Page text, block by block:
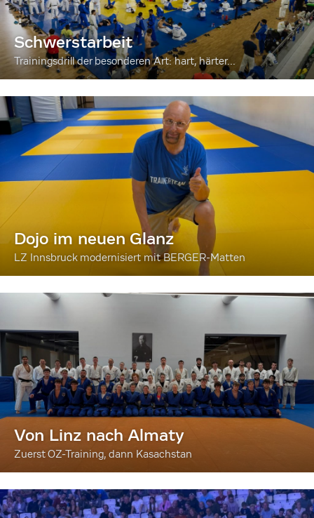
Schwerstarbeit
Trainingsdrill der besonderen Art: hart, härter...
Dojo im neuen Glanz
LZ Innsbruck modernisiert mit BERGER-Matten
Von Linz nach Almaty
Zuerst OZ-Training, dann Kasachstan